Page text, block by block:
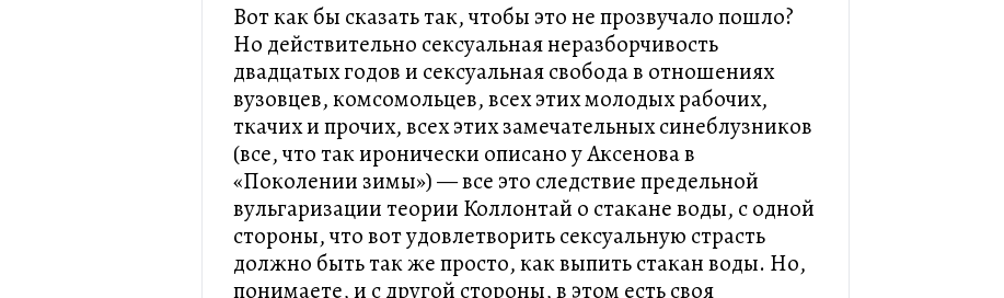
Вот как бы сказать так, чтобы это не прозвучало пошло?
Но действительно сексуальная неразборчивость
двадцатых годов и сексуальная свобода в отношениях
вузовцев, комсомольцев, всех этих молодых рабочих,
ткачих и прочих, всех этих замечательных синеблузников
(все, что так иронически описано у Аксенова в
«Поколении зимы») — все это следствие предельной
вульгаризации теории Коллонтай о стакане воды, с одной
стороны, что вот удовлетворить сексуальную страсть
должно быть так же просто, как выпить стакан воды. Но,
понимаете, и с другой стороны, в этом есть своя